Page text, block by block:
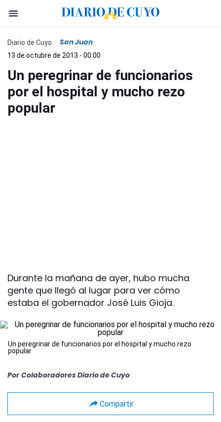
Diario de Cuyo San Juan
13 de octubre de 2013 - 00:00
Un peregrinar de funcionarios
por el hospital y mucho rezo
popular
Durante la mañana de ayer, hubo mucha
gente que llegó al lugar para ver cómo
estaba el gobernador José Luis Gioja.
Un peregrinar de funcionarios por el hospital y mucho rezo
popular
Por Colaboradores Diario de Cuyo
Compartir